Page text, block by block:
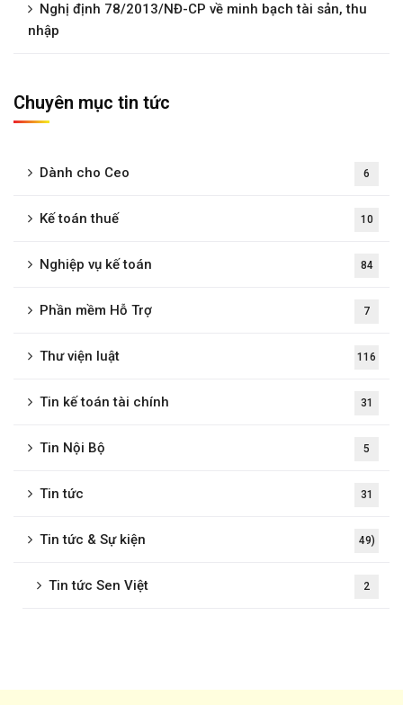
Nghị định 78/2013/NĐ-CP về minh bạch tài sản, thu
nhập
Chuyên mục tin tức
Dành cho Ceo 6
Kế toán thuế 10
Nghiệp vụ kế toán 84
Phần mềm Hỗ Trợ 7
Thư viện luật 116
Tin kế toán tài chính 31
Tin Nội Bộ 5
Tin tức 31
Tin tức & Sự kiện 49)
Tin tức Sen Việt 2